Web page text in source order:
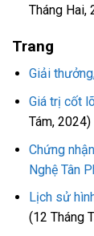
Tháng Hai,
Trang
Giải
Giá trị cốt
Tám, 2024)
Chứng
Nghệ Tân
Lịch sử
(12 Tháng